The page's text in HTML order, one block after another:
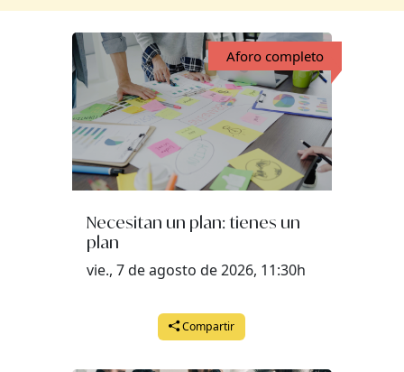
Aforo completo
Necesitan un plan: tienes un
plan
vie., 7 de agosto de 2026, 11:30h
Compartir